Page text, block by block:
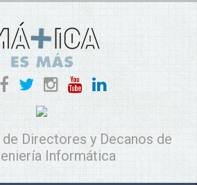
Directores y Decanos de
Informática